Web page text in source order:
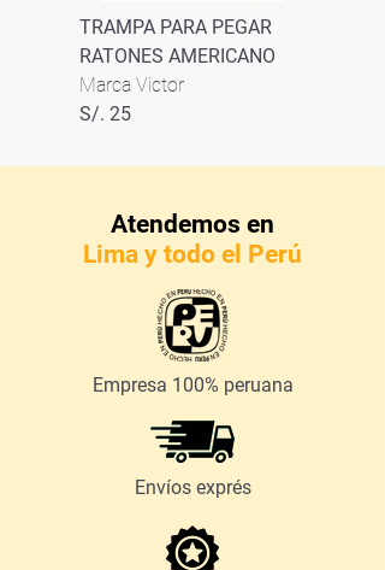
TRAMPA PARA PEGAR
RATONES AMERICANO
Marca Victor
S/. 25
Atendemos en
Lima y todo el Perú
Empresa 100% peruana
Envíos exprés